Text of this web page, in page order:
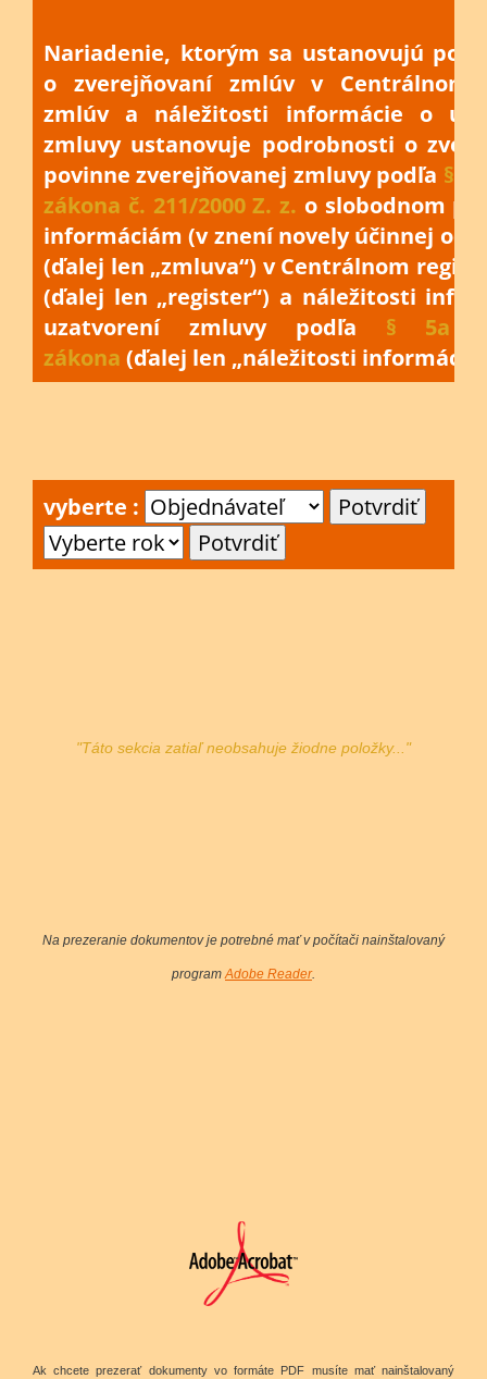
Nariadenie, ktorým sa ustanovujú
o zverejňovaní zmlúv v Centrálnom
zmlúv a náležitosti informácie o
zmluvy ustanovuje podrobnosti o
povinne zverejňovanej zmluvy podľa §
zákona č. 211/2000 Z. z. o slobodnom
informáciám (v znení novely účinnej od
(ďalej len „zmluva“) v Centrálnom
(ďalej len „register“) a náležitosti
uzatvorení zmluvy podľa § 5a
zákona (ďalej len „náležitosti
vyberte :
"Táto sekcia zatiaľ neobsahuje žiodne položky..."
Na prezeranie dokumentov je potrebné mať v počítači nainštalovaný
programAdobe Reader.
Ak chcete prezerať dokumenty vo formáte PDF musíte mať nainštalovaný